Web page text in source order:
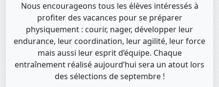
Nous encourageons tous les élèves intéressés à
profiter des vacances pour se préparer
physiquement : courir, nager, développer leur
endurance, leur coordination, leur agilité, leur force
mais aussi leur esprit d’équipe. Chaque
entraînement réalisé aujourd’hui sera un atout lors
des sélections de septembre !